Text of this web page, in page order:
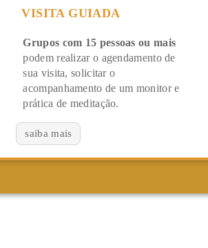
VISITA GUIADA
Grupos com 15 pessoas ou mais
podem realizar o agendamento de
sua visita, solicitar o
acompanhamento de um monitor e
prática de meditação.
saiba mais